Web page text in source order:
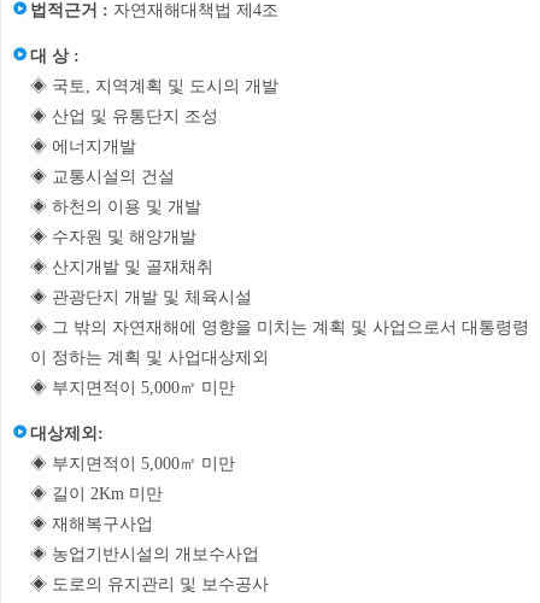
법적근거 : 자연재해대책법 제4조
대 상 :
◈ 국토, 지역계획 및 도시의 개발
◈ 산업 및 유통단지 조성
◈ 에너지개발
◈ 교통시설의 건설
◈ 하천의 이용 및 개발
◈ 수자원 및 해양개발
◈ 산지개발 및 골재채취
◈ 관광단지 개발 및 체육시설
◈ 그 밖의 자연재해에 영향을 미치는 계획 및 사업으로서 대통령령
이 정하는 계획 및 사업대상제외
◈ 부지면적이 5,000㎡ 미만
대상제외:
◈ 부지면적이 5,000㎡ 미만
◈ 길이 2Km 미만
◈ 재해복구사업
◈ 농업기반시설의 개보수사업
◈ 도로의 유지관리 및 보수공사